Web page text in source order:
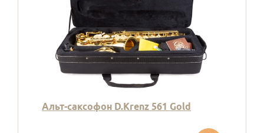
Альт-саксофон D.Krenz 561 Gold